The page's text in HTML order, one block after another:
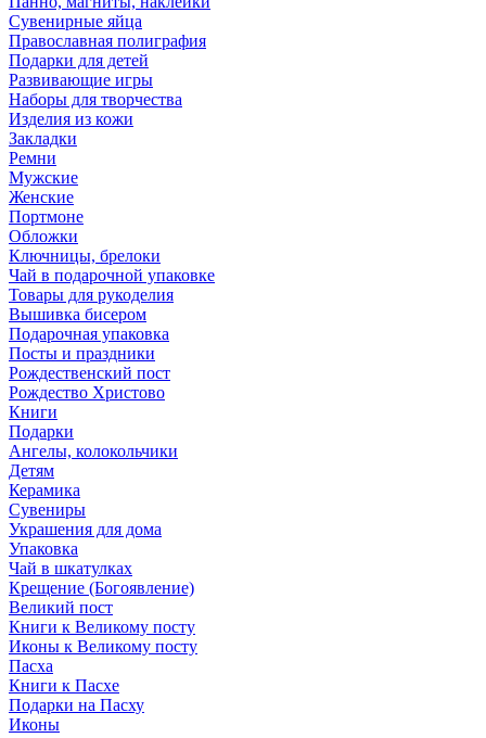
Сувенирные яйца
Православная полиграфия
Подарки для детей
Развивающие игры
Наборы для творчества
Изделия из кожи
Закладки
Ремни
Мужские
Женские
Портмоне
Обложки
Ключницы, брелоки
Чай в подарочной упаковке
Товары для рукоделия
Вышивка бисером
Подарочная упаковка
Посты и праздники
Рождественский пост
Рождество Христово
Книги
Подарки
Ангелы, колокольчики
Детям
Керамика
Сувениры
Украшения для дома
Упаковка
Чай в шкатулках
Крещение (Богоявление)
Великий пост
Книги к Великому посту
Иконы к Великому посту
Пасха
Книги к Пасхе
Подарки на Пасху
Иконы